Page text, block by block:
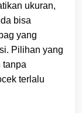
ukuran,
bisa
yang
Pilihan yang
tanpa
terlalu